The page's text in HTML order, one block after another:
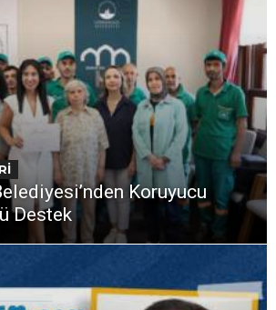
Koruyucu
Destek